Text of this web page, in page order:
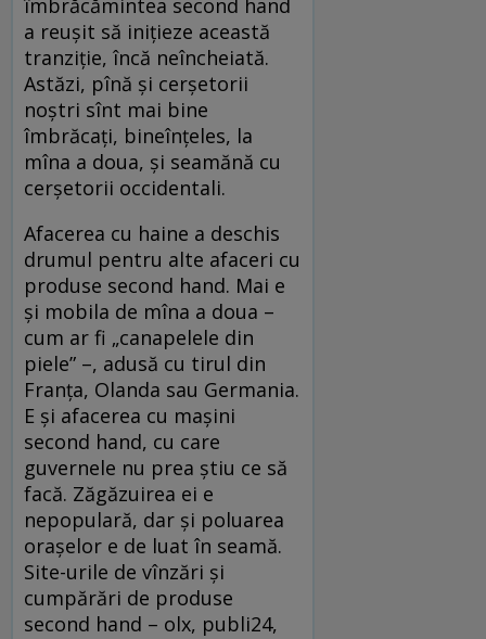
îmbrăcămintea second hand
a reuşit să iniţieze această
tranziţie, încă neîncheiată.
Astăzi, pînă şi cerşetorii
noştri sînt mai bine
îmbrăcaţi, bineînţeles, la
mîna a doua, şi seamănă cu
cerşetorii occidentali.
Afacerea cu haine a deschis
drumul pentru alte afaceri cu
produse second hand. Mai e
şi mobila de mîna a doua –
cum ar fi „canapelele din
piele” –, adusă cu tirul din
Franţa, Olanda sau Germania.
E şi afacerea cu maşini
second hand, cu care
guvernele nu prea ştiu ce să
facă. Zăgăzuirea ei e
nepopulară, dar şi poluarea
oraşelor e de luat în seamă.
Site-urile de vînzări şi
cumpărări de produse
second hand – olx, publi24,